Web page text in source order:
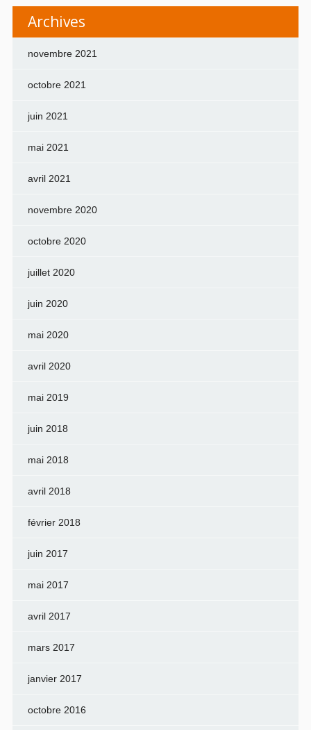
Archives
novembre 2021
octobre 2021
juin 2021
mai 2021
avril 2021
novembre 2020
octobre 2020
juillet 2020
juin 2020
mai 2020
avril 2020
mai 2019
juin 2018
mai 2018
avril 2018
février 2018
juin 2017
mai 2017
avril 2017
mars 2017
janvier 2017
octobre 2016